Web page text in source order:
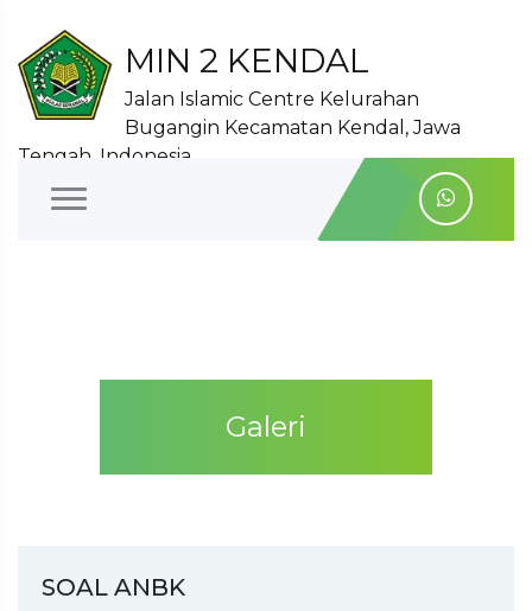
MIN 2 KENDAL
Jalan Islamic Centre Kelurahan
Bugangin Kecamatan Kendal, Jawa
Tengah, Indonesia
Galeri
SOAL ANBK